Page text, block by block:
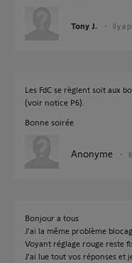
Tony J. il y a
Les FdC se règlent soit aux
(voir notice P6).
Bonne soirée
Anonyme
Bonjour a tous
J'ai la même problème
Voyant réglage rouge reste
J'ai lue tout vos réponses et